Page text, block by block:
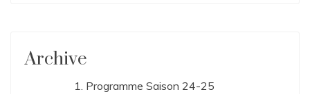
Archive
Programme Saison 24-25